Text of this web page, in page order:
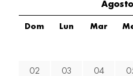
Dom Lun Mar
02 03 04